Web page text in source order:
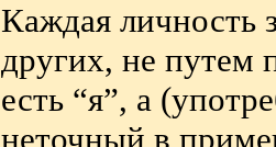
Каждая личность
других, не путем
есть “я”, а
неточный в